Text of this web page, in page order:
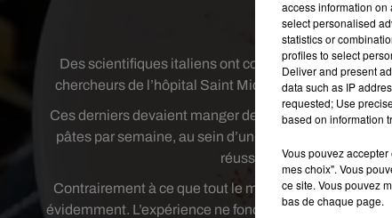
Des scientifiques italiens ont constaté que les pâtes
chercheurs de l’hôpital Saint Michael de Toronto au
Ces derniers devaient manger des pâtes, unique
pâtes par semaine, au sein d’un régime alimentaire
réussi à perdre environ
Contrairement à ce que tout le monde pense, les
évidemment. L’expérience ne fonctionne pas si le
access information on
select personalised
statistics or
profiles to select
Deliver and present
data such as IP
requested; Use
based on information
Vous pouvez
mes choix". Vous
ce site. Vous pouvez
bas de chaque page.